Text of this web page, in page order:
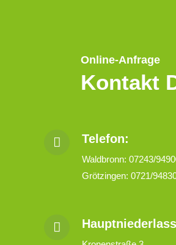
Online-Anfrage
Kontakt
Telefon:
Waldbronn: 07243/
Grötzingen: 0721/